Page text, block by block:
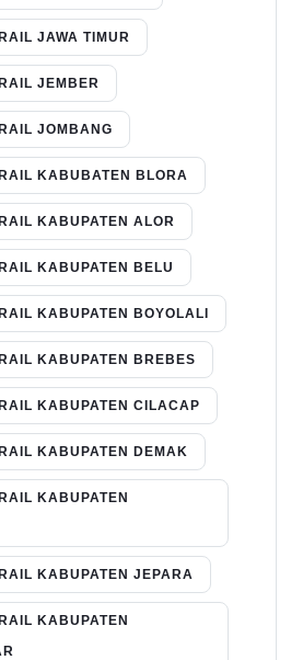
JAWA TIMUR
JEMBER
JOMBANG
KABUBATEN BLORA
KABUPATEN ALOR
KABUPATEN BELU
KABUPATEN BOYOLALI
KABUPATEN BREBES
KABUPATEN CILACAP
KABUPATEN DEMAK
KABUPATEN
KABUPATEN JEPARA
KABUPATEN